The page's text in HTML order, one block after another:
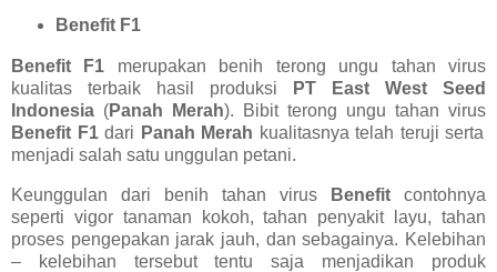
Benefit F1
Benefit F1 merupakan benih terong ungu tahan virus
kualitas terbaik hasil produksi
PT East West Seed
Indonesia (Panah Merah). Bibit terong ungu tahan virus
Benefit F1dari Panah Merah kualitasnya telah teruji serta
menjadi salah satu unggulan petani.
Keunggulan dari benih tahan virus Benefit contohnya
seperti vigor tanaman kokoh, tahan penyakit layu, tahan
proses pengepakan jarak jauh, dan sebagainya. Kelebihan
– kelebihan tersebut tentu saja menjadikan produk